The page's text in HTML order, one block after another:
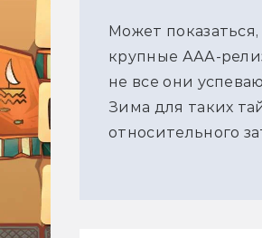
Может
крупные ААА-
не все они
Зима для таких
относительного